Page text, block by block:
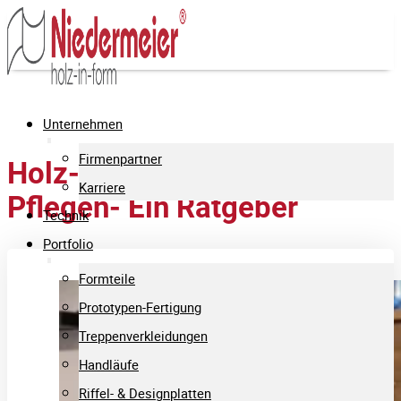
Unternehmen
Firmenpartner
Karriere
Technik
Portfolio
Formteile
Prototypen-Fertigung
Treppenverkleidungen
Handläufe
Riffel- & Designplatten
Holz-Verkleidungen richtig
Pflegen- Ein Ratgeber